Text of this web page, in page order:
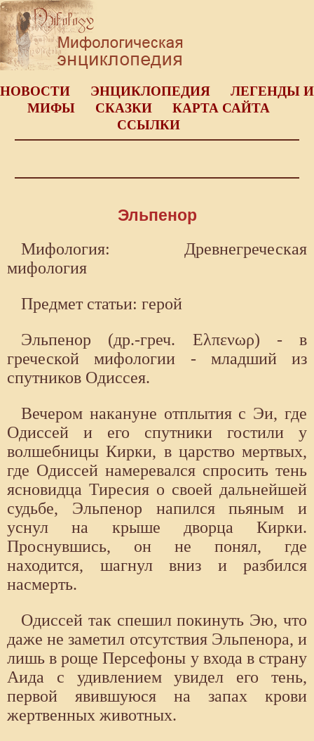
НОВОСТИ ЭНЦИКЛОПЕДИЯ
ЛЕГЕНДЫ И
МИФЫ
СКАЗКИ
КАРТА САЙТА
ССЫЛКИ
Эльпенор
Мифология: Древнегреческая
мифология
Предмет статьи: герой
Эльпенор (др.-греч. Ελπενωρ) - в
греческой мифологии - младший из
спутников Одиссея.
Вечером накануне отплытия с Эи, где
Одиссей и его спутники гостили у
волшебницы Кирки, в царство мертвых,
где Одиссей намеревался спросить тень
ясновидца Тиресия о своей дальнейшей
судьбе, Эльпенор напился пьяным и
уснул на крыше дворца Кирки.
Проснувшись, он не по­нял, где
находится, шагнул вниз и разбился
насмерть.
Одиссей так спе­шил покинуть Эю, что
даже не заметил отсутствия Эльпенора, и
лишь в роще Персефоны у входа в страну
Аида с удивлением увидел его тень,
первой явившуюся на запах крови
жертвенных животных.